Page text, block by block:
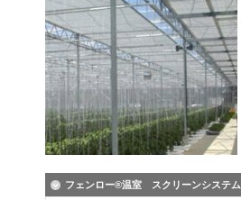
フェンロー®温室 スクリーンシステム